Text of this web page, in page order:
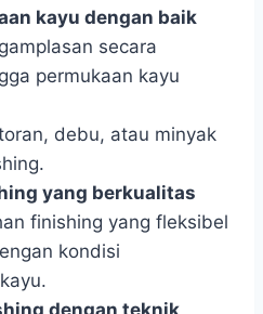
kayu dengan baik
secara
permukaan kayu
debu, atau minyak
yang berkualitas
finishing yang fleksibel
kondisi
dengan teknik